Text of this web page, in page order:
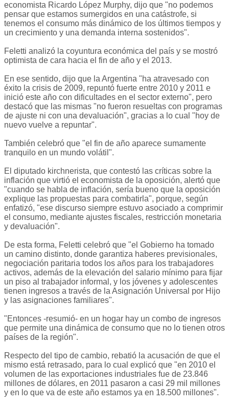
economista Ricardo López Murphy, dijo que "no podemos
pensar que estamos sumergidos en una catástrofe, si
tenemos el consumo más dinámico de los últimos tiempos y
un crecimiento y una demanda interna sostenidos".
Feletti analizó la coyuntura económica del país y se mostró
optimista de cara hacia el fin de año y el 2013.
En ese sentido, dijo que la Argentina "ha atravesado con
éxito la crisis de 2009, repuntó fuerte entre 2010 y 2011 e
inició este año con dificultades en el sector externo", pero
destacó que las mismas "no fueron resueltas con programas
de ajuste ni con una devaluación", gracias a lo cual "hoy de
nuevo vuelve a repuntar".
También celebró que "el fin de año aparece sumamente
tranquilo en un mundo volátil".
El diputado kirchnerista, que contestó las críticas sobre la
inflación que virtió el economista de la oposición, alertó que
"cuando se habla de inflación, sería bueno que la oposición
explique las propuestas para combatirla", porque, según
enfatizó, "ese discurso siempre estuvo asociado a comprimir
el consumo, mediante ajustes fiscales, restricción monetaria
y devaluación".
De esta forma, Feletti celebró que "el Gobierno ha tomado
un camino distinto, donde garantiza haberes previsionales,
negociación paritaria todos los años para los trabajadores
activos, además de la elevación del salario mínimo para fijar
un piso al trabajador informal, y los jóvenes y adolescentes
tienen ingresos a través de la Asignación Universal por Hijo
y las asignaciones familiares".
"Entonces -resumió- en un hogar hay un combo de ingresos
que permite una dinámica de consumo que no lo tienen otros
países de la región".
Respecto del tipo de cambio, rebatió la acusación de que el
mismo está retrasado, para lo cual explicó que "en 2010 el
volumen de las exportaciones industriales fue de 23.846
millones de dólares, en 2011 pasaron a casi 29 mil millones
y en lo que va de este año estamos ya en 18.500 millones".